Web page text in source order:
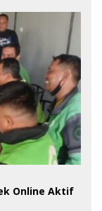
Online Aktif